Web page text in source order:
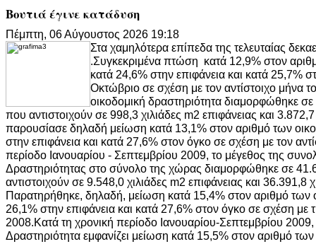
Βουτιά έγινε κατάδυση
Πέμπτη, 06 Αύγουστος 2026 19:18
Στα χαμηλότερα επίπεδα της τελευταίας
.Συγκεκριμένα πτώση κατά 12,9% στον
κατά 24,6% στην επιφάνεια και κατά 25,7%
Οκτώβριο σε σχέση με τον αντίστοιχο μήνα
οικοδομική δραστηριότητα διαμορφώθηκε σε
που αντιστοιχούν σε 998,3 χιλιάδες m2 επιφάνειας και
παρουσίασε δηλαδή μείωση κατά 13,1% στον αριθμό των
στην επιφάνεια και κατά 27,6% στον όγκο σε σχέση με τον
περίοδο Ιανουαρίου - Σεπτεμβρίου 2009, το μέγεθος της
Δραστηριότητας στο σύνολο της χώρας διαμορφώθηκε σε
αντιστοιχούν σε 9.548,0 χιλιάδες m2 επιφάνειας και 36.391,8
Παρατηρήθηκε, δηλαδή, μείωση κατά 15,4% στον αριθμό των
26,1% στην επιφάνεια και κατά 27,6% στον όγκο σε σχέση με
2008.Κατά τη χρονική περίοδο Ιανουαρίου-Σεπτεμβρίου 2009,
Δραστηριότητα εμφανίζει μείωση κατά 15,5% στον αριθμό